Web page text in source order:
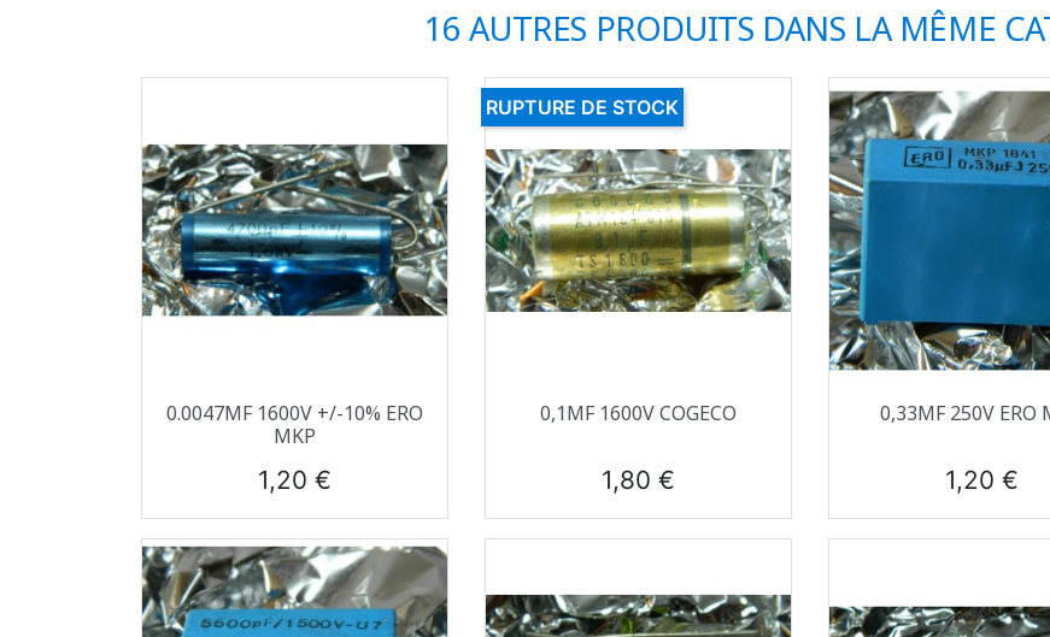
16 AUTRES PRODUITS DANS LA MÊME
Aperçu rapide
0.0047ΜF 1600V +/-10% ERO
MKP
Prix
1,20 €
Aperçu rapide
0,1ΜF 1600V COGECO
Prix
1,80 €
RUPTURE DE STOCK
Aperçu rapide
0,33ΜF 250V ERO
Prix
1,20 €